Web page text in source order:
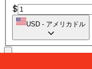
$
USD - アメリカドル